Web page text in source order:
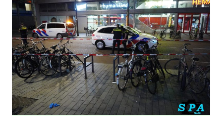
MOORDONDERZOEK